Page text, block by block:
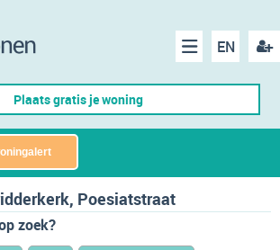
EN
Menu
Plaats gratis je woning
Poesiatstraat
zoek?